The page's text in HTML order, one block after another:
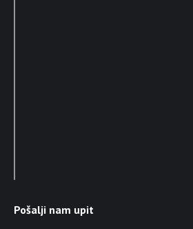
Pošalji nam upit